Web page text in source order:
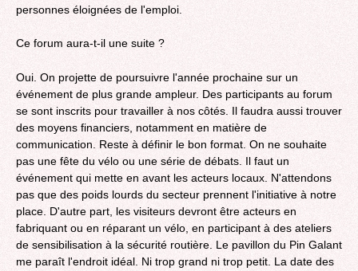
personnes éloignées de l'emploi.
Ce forum aura-t-il une suite ?
Oui. On projette de poursuivre l'année prochaine sur un
événement de plus grande ampleur. Des participants au forum
se sont inscrits pour travailler à nos côtés. Il faudra aussi trouver
des moyens financiers, notamment en matière de
communication. Reste à définir le bon format. On ne souhaite
pas une fête du vélo ou une série de débats. Il faut un
événement qui mette en avant les acteurs locaux. N'attendons
pas que des poids lourds du secteur prennent l'initiative à notre
place. D'autre part, les visiteurs devront être acteurs en
fabriquant ou en réparant un vélo, en participant à des ateliers
de sensibilisation à la sécurité routière. Le pavillon du Pin Galant
me paraît l'endroit idéal. Ni trop grand ni trop petit. La date des